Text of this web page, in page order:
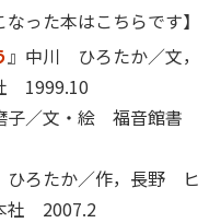
った本はこちらです】
』中川 ひろたか／文，
1999.10
／文・絵 福音館書
ろたか／作，長野 ヒ
社 2007.2